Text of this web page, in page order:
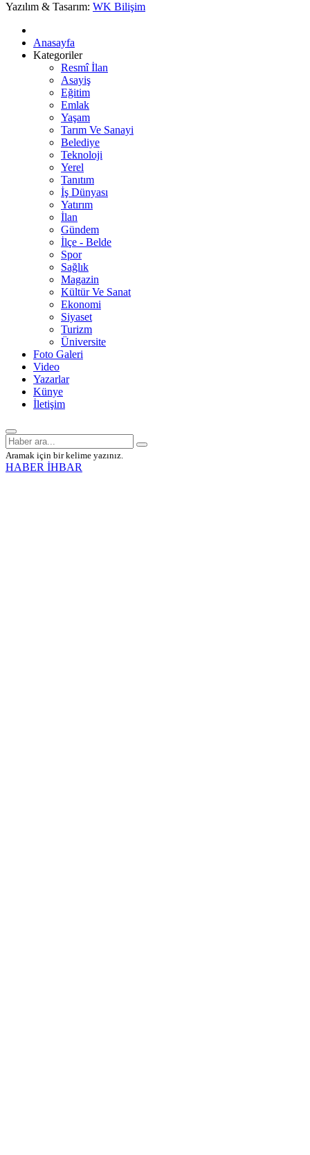
Yazılım & Tasarım: WK Bilişim
Anasayfa
Kategoriler
Resmî İlan
Asayiş
Eğitim
Emlak
Yaşam
Tarım Ve Sanayi
Belediye
Teknoloji
Yerel
Tanıtım
İş Dünyası
Yatırım
İlan
Gündem
İlçe - Belde
Spor
Sağlık
Magazin
Kültür Ve Sanat
Ekonomi
Siyaset
Turizm
Üniversite
Foto Galeri
Video
Yazarlar
Künye
İletişim
Aramak için bir kelime yazınız.
HABER İHBAR